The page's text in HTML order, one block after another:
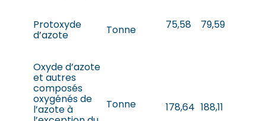
Protoxyde
d’azote Tonne 75,58 79,59
Oxyde d’azote
et autres
composés
oxygénés de
l’azote à Tonne 178,64 188,11